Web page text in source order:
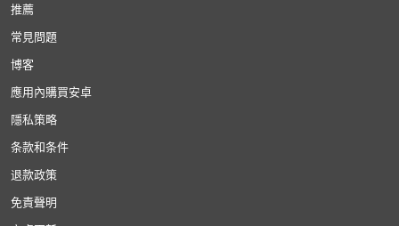
推薦
常見問題
博客
應用內購買安卓
隱私策略
条款和条件
退款政策
免責聲明